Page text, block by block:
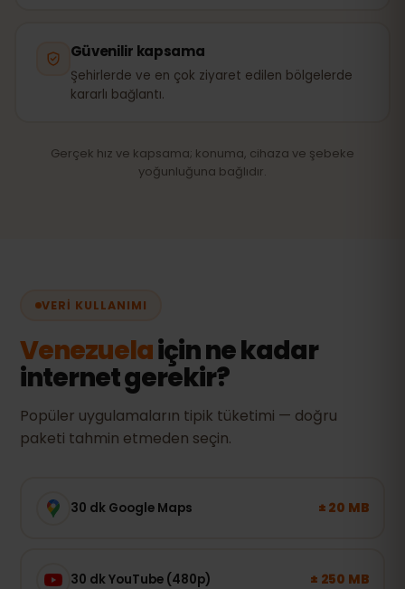
Güvenilir kapsama
Şehirlerde ve en çok ziyaret edilen bölgelerde
kararlı bağlantı.
Gerçek hız ve kapsama; konuma, cihaza ve şebeke
yoğunluğuna bağlıdır.
VERI KULLANIMI
Venezuelaiçin ne kadar
internet gerekir?
Popüler uygulamaların tipik tüketimi — doğru
paketi tahmin etmeden seçin.
30 dk Google Maps ± 20 MB
30 dk YouTube (480p) ± 250 MB